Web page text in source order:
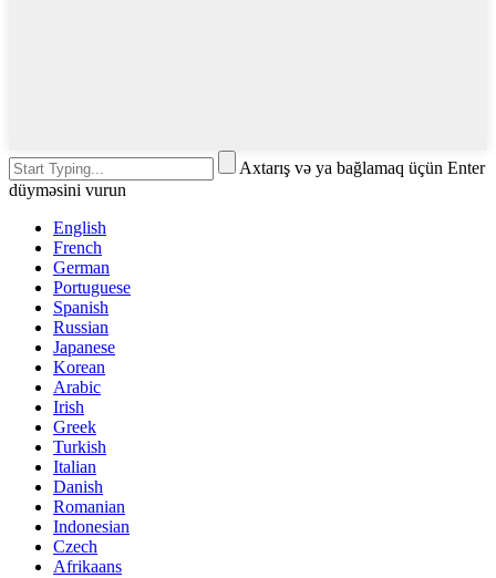
Axtarış və ya bağlamaq üçün Enter
düyməsini vurun
English
French
German
Portuguese
Spanish
Russian
Japanese
Korean
Arabic
Irish
Greek
Turkish
Italian
Danish
Romanian
Indonesian
Czech
Afrikaans